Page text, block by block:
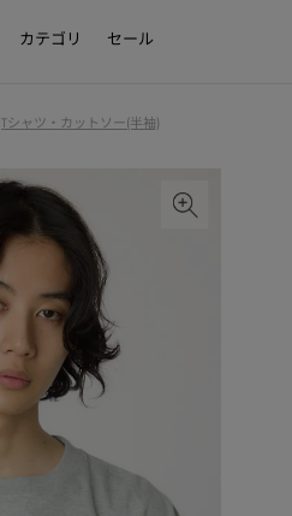
カテゴリ セール
Tシャツ・カットソー(半袖)